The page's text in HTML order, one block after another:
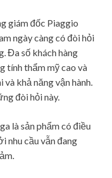
giám đốc Piaggio
ngày càng có đòi hỏi
Đa số khách hàng
tính thẩm mỹ cao và
khả năng vận hành.
đòi hỏi này.
là sản phẩm có điều
nhu cầu vẫn đang